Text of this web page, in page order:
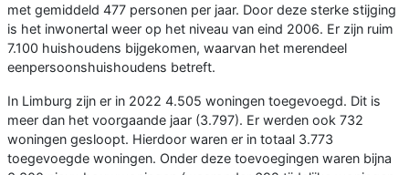
met gemiddeld 477 personen per jaar. Door deze sterke stijging
is het inwonertal weer op het niveau van eind 2006. Er zijn ruim
7.100 huishoudens bijgekomen, waarvan het merendeel
eenpersoonshuishoudens betreft.
In Limburg zijn er in 2022 4.505 woningen toegevoegd. Dit is
meer dan het voorgaande jaar (3.797). Er werden ook 732
woningen gesloopt. Hierdoor waren er in totaal 3.773
toegevoegde woningen. Onder deze toevoegingen waren bijna